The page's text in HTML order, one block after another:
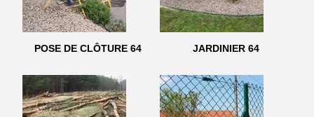
POSE DE CLÔTURE 64 JARDINIER 64